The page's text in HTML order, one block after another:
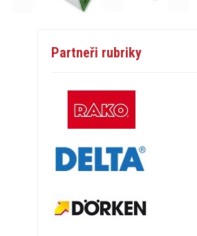
Partneři rubriky